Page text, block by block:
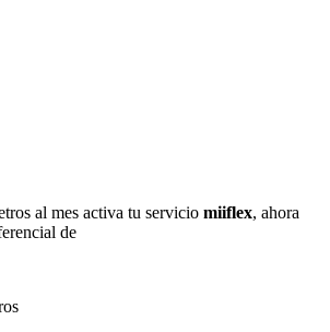
al mes activa tu servicio miiflex, ahora
de